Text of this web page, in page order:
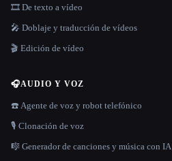
🎞️ De texto a vídeo
🎤 Doblaje y traducción de vídeos
🎬 Edición de vídeo
🎧AUDIO Y VOZ
☎️ Agente de voz y robot telefónico
🎙️ Clonación de voz
🎼 Generador de canciones y música con IA